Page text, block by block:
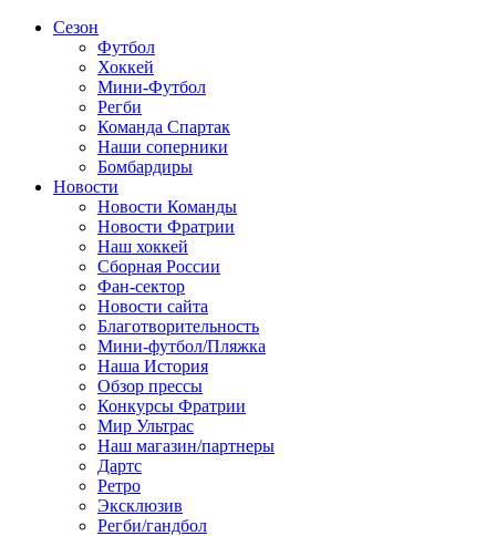
Сезон
Футбол
Хоккей
Мини-Футбол
Регби
Команда Спартак
Наши соперники
Бомбардиры
Новости
Новости Команды
Новости Фратрии
Наш хоккей
Сборная России
Фан-cектор
Новости сайта
Благотворительность
Мини-футбол/Пляжка
Наша История
Обзор прессы
Конкурсы Фратрии
Мир Ультрас
Наш магазин/партнеры
Дартс
Ретро
Эксклюзив
Регби/гандбол